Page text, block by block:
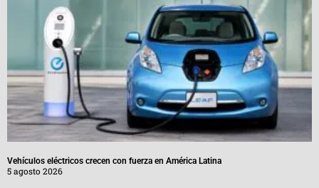
Vehículos eléctricos crecen con fuerza en América Latina
5 agosto 2026